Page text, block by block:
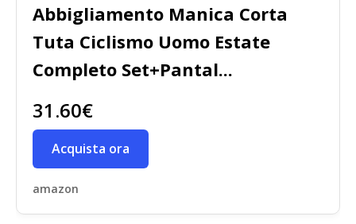
Abbigliamento Manica Corta
Tuta Ciclismo Uomo Estate
Completo Set+Pantal...
31.60€
Acquista ora
amazon